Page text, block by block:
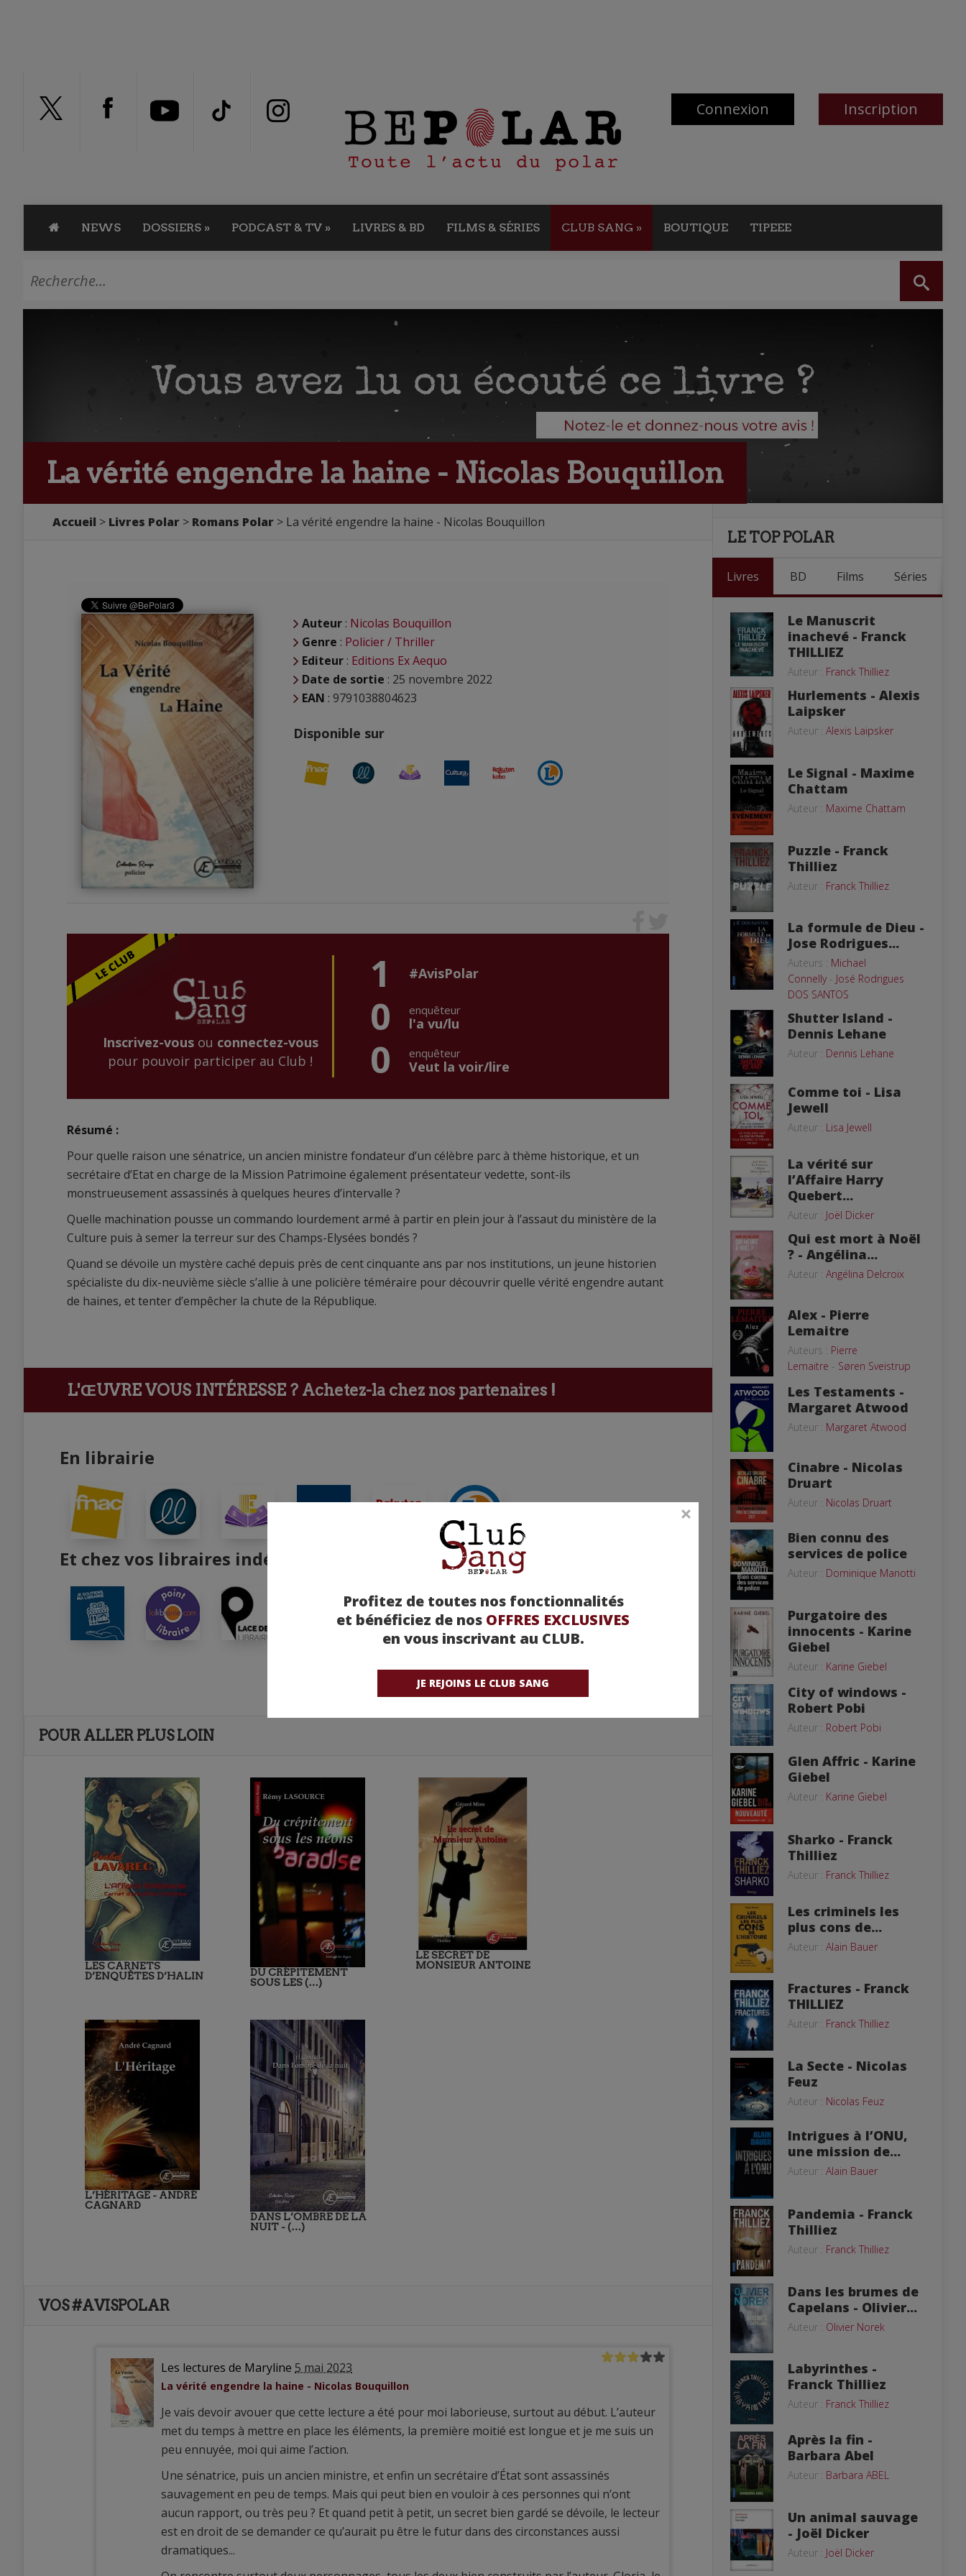
Connexion Inscription
NEWS DOSSIERS » PODCAST & TV » LIVRES & BD FILMS & SÉRIES CLUB SANG » BOUTIQUE TIPEEE
Profitez de toutes nos fonctionnalités
et bénéficiez de nos OFFRES EXCLUSIVES
en vous inscrivant au CLUB.
JE REJOINS LE CLUB SANG
La vérité engendre la haine - Nicolas Bouquillon
Accueil Livres Polar Romans Polar La vérité engendre la haine - Nicolas Bouquillon
Auteur : Nicolas Bouquillon
Genre : Policier / Thriller
Editeur : Editions Ex Aequo
Date de sortie : 25 novembre 2022
EAN : 9791038804623
Disponible sur
Inscrivez-vousou connectez-vous
pour pouvoir participer au Club !
1 #AvisPolar
0 enquêteur
l'a vu/lu
0 enquêteur
Veut la voir/lire
Résumé :
Pour quelle raison une sénatrice, un ancien ministre fondateur d’un célèbre parc à thème historique, et un
secrétaire d’Etat en charge de la Mission Patrimoine également présentateur vedette, sont-ils
monstrueusement assassinés à quelques heures d’intervalle ?
Quelle machination pousse un commando lourdement armé à partir en plein jour à l’assaut du ministère de la
Culture puis à semer la terreur sur des Champs-Elysées bondés ?
Quand se dévoile un mystère caché depuis près de cent cinquante ans par nos institutions, un jeune historien
spécialiste du dix-neuvième siècle s’allie à une policière téméraire pour découvrir quelle vérité engendre autant
de haines, et tenter d’empêcher la chute de la République.
L'ŒUVRE VOUS INTÉRESSE ? Achetez-la chez nos partenaires !
En librairie
Et chez vos libraires indépendants
POUR ALLER PLUS LOIN
LES CARNETS
D’ENQUÊTES D’HALIN
DU CRÉPITEMENT
SOUS LES (…)
LE SECRET DE
MONSIEUR ANTOINE
L’HÉRITAGE - ANDRÉ
CAGNARD
DANS L’OMBRE DE LA
NUIT - (…)
VOS #AVISPOLAR
Les lectures de Maryline 5 mai 2023
La vérité engendre la haine - Nicolas Bouquillon
Je vais devoir avouer que cette lecture a été pour moi laborieuse, surtout au début. L’auteur
met du temps à mettre en place les éléments, la première moitié est longue et je me suis un
peu ennuyée, moi qui aime l’action.
Une sénatrice, puis un ancien ministre, et enfin un secrétaire d’État sont assassinés
sauvagement en peu de temps. Mais qui peut bien en vouloir à ces personnes qui n’ont
aucun rapport, ou très peu ? Et quand petit à petit, un secret bien gardé se dévoile, le lecteur
est en droit de se demander ce qu’aurait pu être le futur dans des circonstances aussi
dramatiques...
LE TOP POLAR
Livres BD Films Séries
Le Manuscrit
inachevé - Franck
THILLIEZ
Auteur : Franck Thilliez
Hurlements - Alexis
Laipsker
Auteur : Alexis Laipsker
Le Signal - Maxime
Chattam
Auteur : Maxime Chattam
Puzzle - Franck
Thilliez
Auteur : Franck Thilliez
La formule de Dieu -
Jose Rodrigues...
Auteurs : Michael
Connelly- José Rodrigues
DOS SANTOS
Shutter Island -
Dennis Lehane
Auteur : Dennis Lehane
Comme toi - Lisa
Jewell
Auteur : Lisa Jewell
La vérité sur
l’Affaire Harry
Quebert...
Auteur : Joël Dicker
Qui est mort à Noël
? - Angélina...
Auteur : Angélina Delcroix
Alex - Pierre
Lemaitre
Auteurs : Pierre
Lemaitre - Søren Sveistrup
Les Testaments -
Margaret Atwood
Auteur : Margaret Atwood
Cinabre - Nicolas
Druart
Auteur : Nicolas Druart
Bien connu des
services de police
Auteur : Dominique Manotti
Purgatoire des
innocents - Karine
Giebel
Auteur : Karine Giebel
City of windows -
Robert Pobi
Auteur : Robert Pobi
Glen Affric - Karine
Giebel
Auteur : Karine Giebel
Sharko - Franck
Thilliez
Auteur : Franck Thilliez
Les criminels les
plus cons de...
Auteur : Alain Bauer
Fractures - Franck
THILLIEZ
Auteur : Franck Thilliez
La Secte - Nicolas
Feuz
Auteur : Nicolas Feuz
Intrigues à l’ONU,
une mission de...
Auteur : Alain Bauer
Pandemia - Franck
Thilliez
Auteur : Franck Thilliez
Dans les brumes de
Capelans - Olivier...
Auteur : Olivier Norek
Labyrinthes -
Franck Thilliez
Auteur : Franck Thilliez
Après la fin -
Barbara Abel
Auteur : Barbara ABEL
Un animal sauvage
- Joël Dicker
Auteur : Joël Dicker